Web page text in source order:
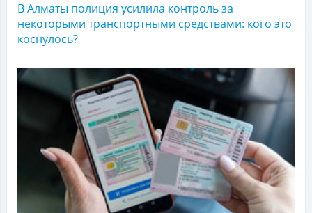
В Алматы полиция усилила контроль за
некоторыми транспортными средствами: кого это
коснулось?